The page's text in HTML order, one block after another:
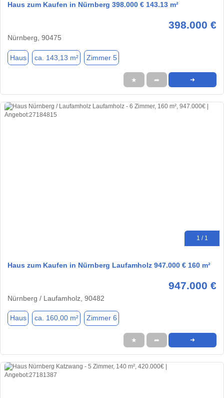
Haus zum Kaufen in Nürnberg 398.000 € 143.13 m²
398.000 €
Nürnberg, 90475
Haus ca. 143,13 m² Zimmer 5
★ ➦ ➜
1 / 1
Haus zum Kaufen in Nürnberg Laufamholz 947.000 € 160 m²
947.000 €
Nürnberg / Laufamholz, 90482
Haus ca. 160,00 m² Zimmer 6
★ ➦ ➜